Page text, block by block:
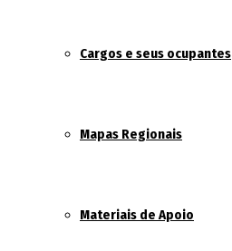
Cargos e seus ocupantes
Mapas Regionais
Materiais de Apoio